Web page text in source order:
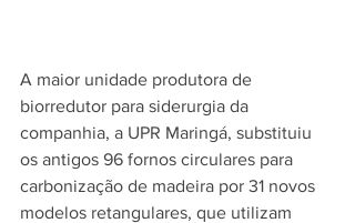
A maior unidade produtora de
biorredutor para siderurgia da
companhia, a UPR Maringá, substituiu
os antigos 96 fornos circulares para
carbonização de madeira por 31 novos
modelos retangulares, que utilizam